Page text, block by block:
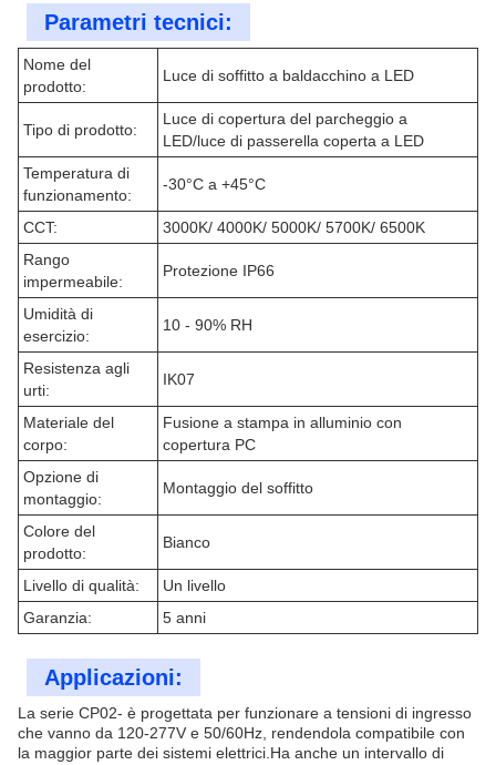
Parametri tecnici:
Nome del
prodotto:
Luce di soffitto a baldacchino a LED
Tipo di prodotto:
Luce di copertura del parcheggio a
LED/luce di passerella coperta a LED
Temperatura di
funzionamento:
-30°C a +45°C
CCT:
3000K/ 4000K/ 5000K/ 5700K/ 6500K
Rango
impermeabile:
Protezione IP66
Umidità di
esercizio:
10 - 90% RH
Resistenza agli
urti:
IK07
Materiale del
corpo:
Fusione a stampa in alluminio con
copertura PC
Opzione di
montaggio:
Montaggio del soffitto
Colore del
prodotto:
Bianco
Livello di qualità:
Un livello
Garanzia:
5 anni
Applicazioni:
La serie CP02- è progettata per funzionare a tensioni di ingresso
che vanno da 120-277V e 50/60Hz, rendendola compatibile con
la maggior parte dei sistemi elettrici.Ha anche un intervallo di